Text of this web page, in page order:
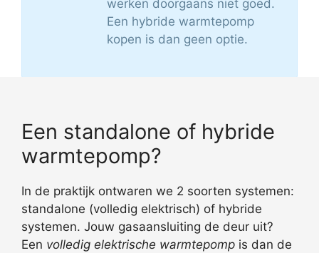
werken doorgaans niet goed.
Een hybride warmtepomp
kopen is dan geen optie.
Een standalone of hybride
warmtepomp?
In de praktijk ontwaren we 2 soorten systemen:
standalone (volledig elektrisch) of hybride
systemen. Jouw gasaansluiting de deur uit?
Een volledig elektrische warmtepomp is dan de